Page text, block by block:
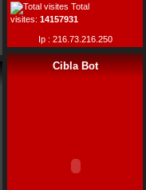
Total
visites: 14157931
Ip : 216.73.216.250
Cibla Bot